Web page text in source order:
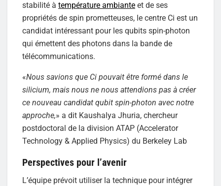
stabilité à température ambiante et de ses
propriétés de spin prometteuses, le centre Ci est un
candidat intéressant pour les qubits spin-photon
qui émettent des photons dans la bande de
télécommunications.
«Nous savions que Ci pouvait être formé dans le
silicium, mais nous ne nous attendions pas à créer
ce nouveau candidat qubit spin-photon avec notre
approche,» a dit Kaushalya Jhuria, chercheur
postdoctoral de la division ATAP (Accelerator
Technology & Applied Physics) du Berkeley Lab
Perspectives pour l’avenir
L’équipe prévoit utiliser la technique pour intégrer